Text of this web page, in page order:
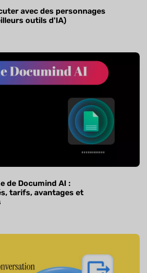
avec des personnages
outils d'IA)
de Documind AI :
tarifs, avantages et